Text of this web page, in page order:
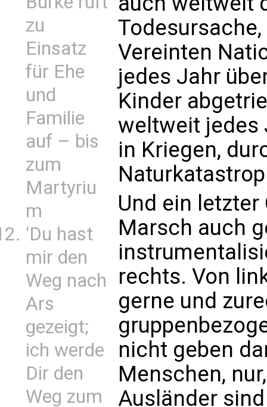
zu
Einsatz
für Ehe
und
Familie
auf – bis
zum
Martyriu
m
'Du hast
mir den
Weg nach
Ars
gezeigt;
ich werde
Dir den
Weg zum
Vereinten
jedes Jahr
Kinder
weltweit jedes
in Kriegen,
Und ein letzter
Marsch auch
rechts. Von
gerne und
nicht geben
Menschen,
Ausländer